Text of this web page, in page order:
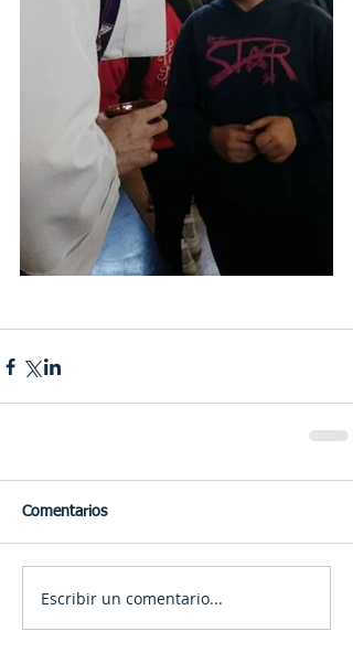
Comentarios
Escribir un comentario...